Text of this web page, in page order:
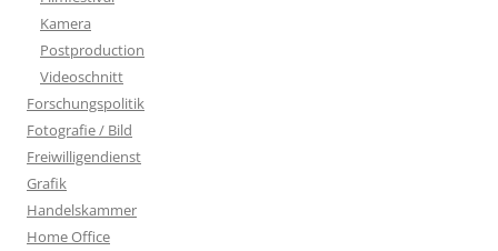
Kamera
Postproduction
Videoschnitt
Forschungspolitik
Fotografie / Bild
Freiwilligendienst
Grafik
Handelskammer
Home Office